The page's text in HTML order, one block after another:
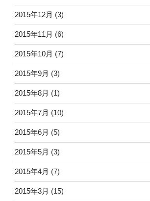
2015年12月 (3)
2015年11月 (6)
2015年10月 (7)
2015年9月 (3)
2015年8月 (1)
2015年7月 (10)
2015年6月 (5)
2015年5月 (3)
2015年4月 (7)
2015年3月 (15)